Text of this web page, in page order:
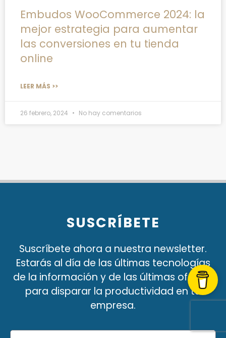
Embudos WooCommerce 2024: la
mejor estrategia para aumentar
las conversiones en tu tienda
online
LEER MÁS >>
26 febrero, 2024 No hay comentarios
SUSCRÍBETE
Suscríbete ahora a nuestra newsletter.
Estarás al día de las últimas tecnologías
de la información y de las últimas ofertas
para disparar la productividad en tu
empresa.